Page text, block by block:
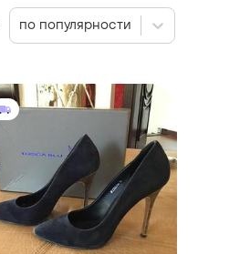
по популярности